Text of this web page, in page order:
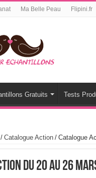
Ma Belle Peau Flipini.fr
Gratuits Tests
/ Catalogue Action / Catalogue
Du 20 Au 26